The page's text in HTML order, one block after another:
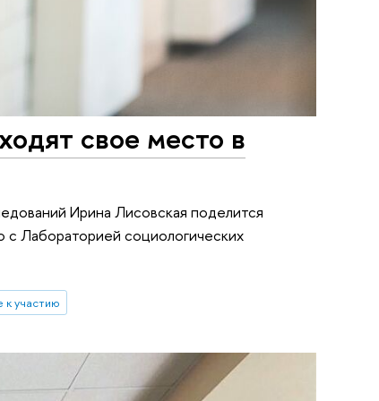
свое место в
Ирина Лисовская поделится
с Лабораторией социологических
к участию